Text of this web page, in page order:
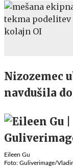
Nizozemec
navdušila
Eileen Gu
Foto: Guliverimage/